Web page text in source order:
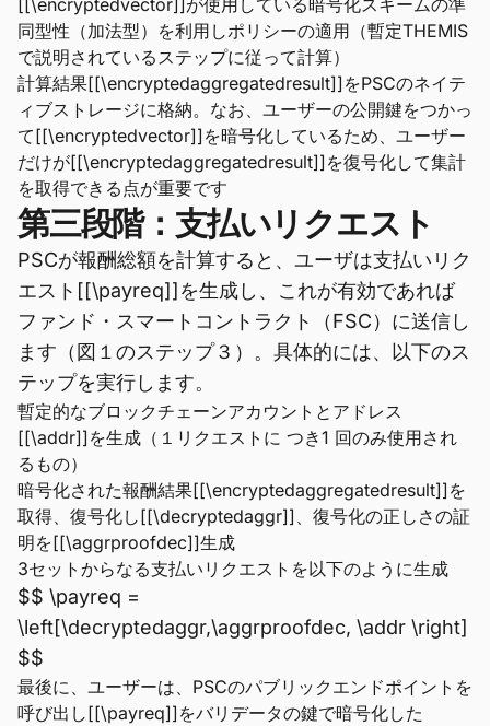
[[\encryptedvector]]が使用している暗号化スキームの準
同型性（加法型）を利用しポリシーの適用（暫定THEMIS
で説明されているステップに従って計算）
計算結果[[\encryptedaggregatedresult]]をPSCのネイテ
ィブストレージに格納。なお、ユーザーの公開鍵をつかっ
て[[\encryptedvector]]を暗号化しているため、ユーザー
だけが[[\encryptedaggregatedresult]]を復号化して集計
を取得できる点が重要です
第三段階：支払いリクエスト
PSCが報酬総額を計算すると、ユーザは支払いリク
エスト[[\payreq]]を生成し、これが有効であれば
ファンド・スマートコントラクト（FSC）に送信し
ます（図１のステップ３）。具体的には、以下のス
テップを実行します。
暫定的なブロックチェーンアカウントとアドレス
[[\addr]]を生成（１リクエストに つき1 回のみ使用され
るもの）
暗号化された報酬結果[[\encryptedaggregatedresult]]を
取得、復号化し[[\decryptedaggr]]、復号化の正しさの証
明を[[\aggrproofdec]]生成
3セットからなる支払いリクエストを以下のように生成
$$ \payreq =
\left[\decryptedaggr,\aggrproofdec, \addr \right]
$$
最後に、ユーザーは、PSCのパブリックエンドポイントを
呼び出し[[\payreq]]をバリデータの鍵で暗号化した